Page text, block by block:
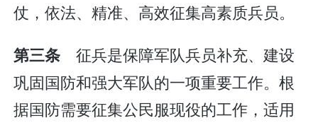
仗，依法、精准、高效征集高素质兵员。
第三条 征兵是保障军队兵员补充、建设
巩固国防和强大军队的一项重要工作。根
据国防需要征集公民服现役的工作，适用